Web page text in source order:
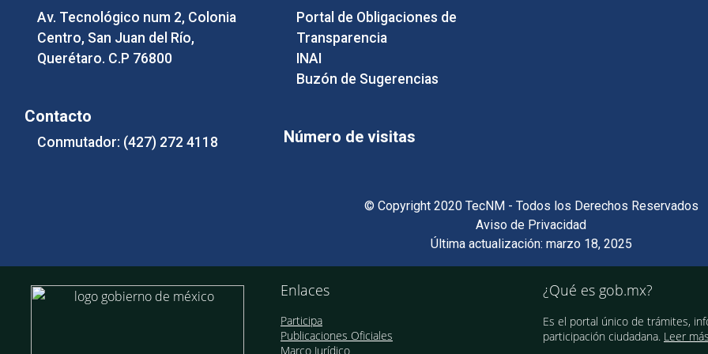
Av. Tecnológico num 2, Colonia
Centro, San Juan del Río,
Querétaro. C.P 76800
Contacto
Conmutador: (427) 272 4118
Portal de Obligaciones de
Transparencia
INAI
Buzón de Sugerencias
Número de visitas
© Copyright 2020 TecNM - Todos los Derechos Reservados
Aviso de Privacidad
Última actualización: marzo 18, 2025
Enlaces
Participa
Publicaciones Oficiales
Marco Jurídico
¿Qué es gob.mx?
Es el portal único de trámites,
participación ciudadana. Leer más